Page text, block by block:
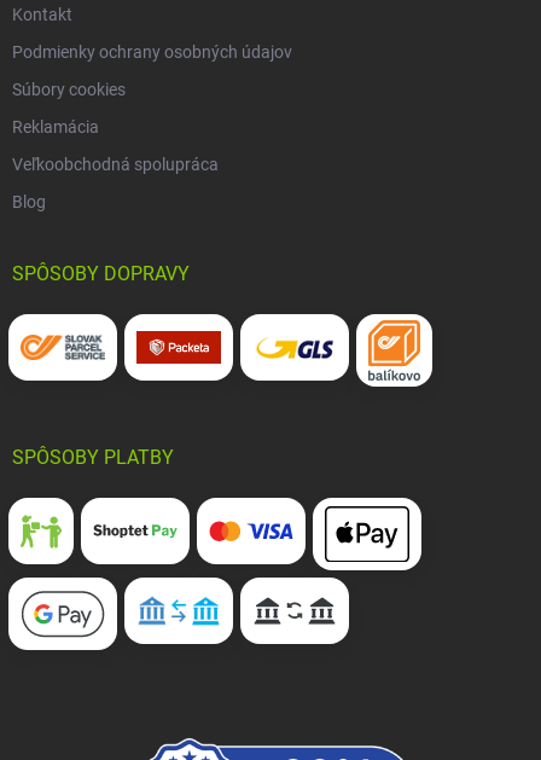
Kontakt
Podmienky ochrany osobných údajov
Súbory cookies
Reklamácia
Veľkoobchodná spolupráca
Blog
SPÔSOBY DOPRAVY
SPÔSOBY PLATBY